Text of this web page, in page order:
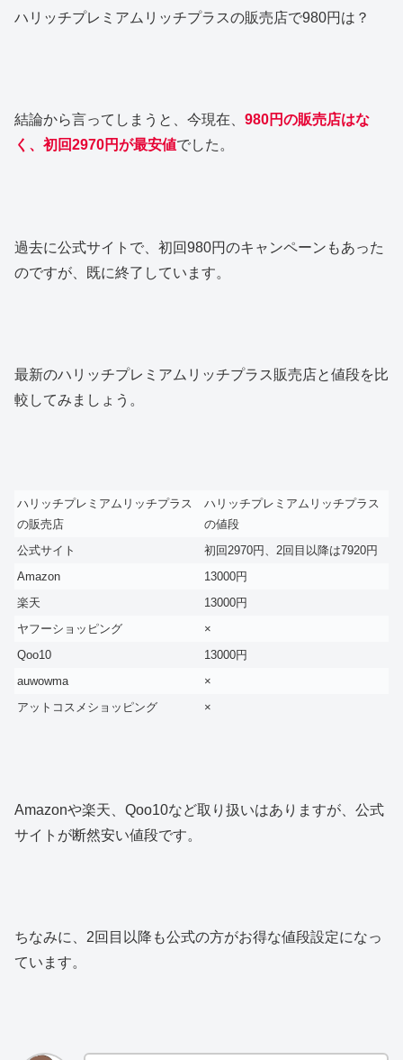
ハリッチプレミアムリッチプラスの販売店で980円は？
結論から言ってしまうと、今現在、 980円の販売店はな
く、初回2970円が最安値でした。
過去に公式サイトで、初回980円のキャンペーンもあった
のですが、既に終了しています。
最新のハリッチプレミアムリッチプラス販売店と値段を比
較してみましょう。
ハリッチプレミアムリッチプラス
の販売店
ハリッチプレミアムリッチプラス
の値段
公式サイト
初回2970円、2回目以降は7920円
Amazon
13000円
楽天
13000円
ヤフーショッピング
×
Qoo10
13000円
auwowma
×
アットコスメショッピング
×
Amazonや楽天、Qoo10など取り扱いはありますが、公式
サイトが断然安い値段です。
ちなみに、2回目以降も公式の方がお得な値段設定になっ
ています。